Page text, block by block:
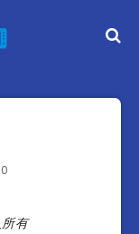
0
有